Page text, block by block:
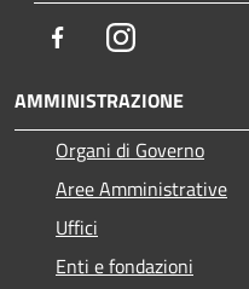
FacebookInstagram
AMMINISTRAZIONE
Organi di Governo
Aree Amministrative
Uffici
Enti e fondazioni